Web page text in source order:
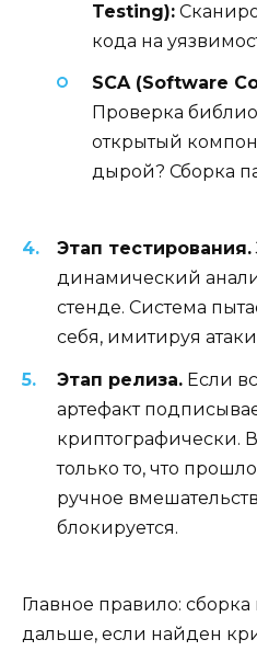
Testing):
кода на
SCA (Software
Проверка
открытый
дырой? Сборка
Этап тестирования.
динамический
стенде. Система
себя, имитируя
Этап релиза. Если
артефакт
криптографически.
только то, что
ручное
блокируется.
Главное правило:
дальше, если найден